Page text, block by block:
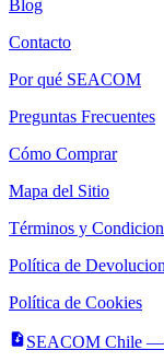
Blog
Contacto
Por qué SEACOM
Preguntas Frecuentes
Cómo Comprar
Mapa del Sitio
Términos y
Política de
Política de Cookies
SEACOM Chile —